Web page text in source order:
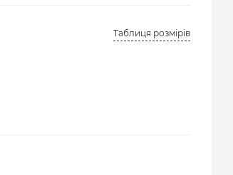
Таблиця розмірів